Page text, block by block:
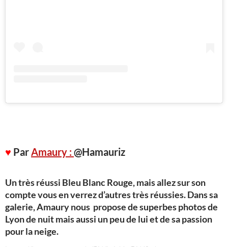
♥ ParAmaury :@Hamauriz
Un très réussi Bleu Blanc Rouge, mais allez sur son
compte vous en verrez d’autres très réussies. Dans sa
galerie, Amaury nous propose de superbes photos de
Lyon de nuit mais aussi un peu de lui et de sa passion
pour la neige.